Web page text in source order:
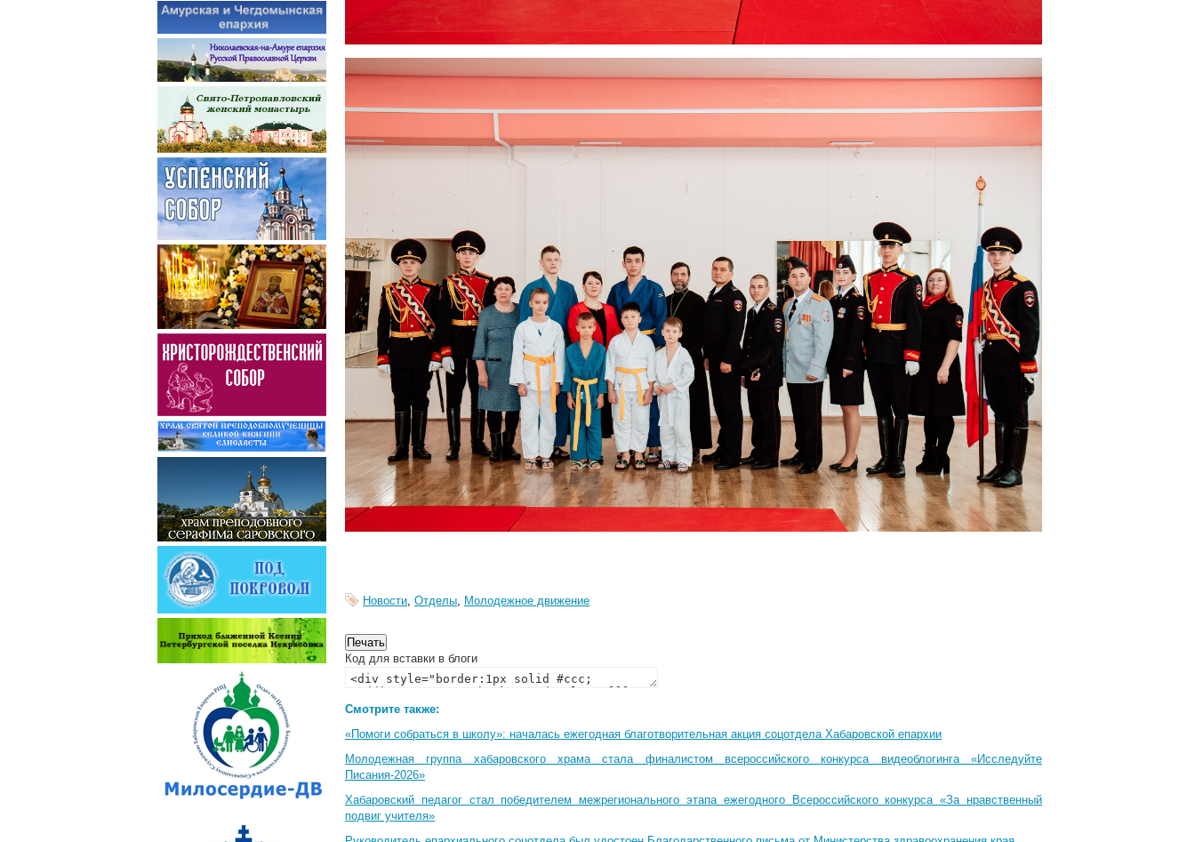
Новости, Отделы, Молодежное движение
Код для вставки в блоги
Смотрите также:
«Помоги собраться в школу»: началась ежегодная благотворительная акция соцотдела Хабаровской епархии
Молодежная группа хабаровского храма стала финалистом всероссийского конкурса видеоблогинга «Исследуйте
Писания-2026»
Хабаровский педагог стал победителем межрегионального этапа ежегодного Всероссийского конкурса «За нравственный
подвиг учителя»